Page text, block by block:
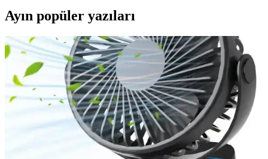
Ayın popüler yazıları